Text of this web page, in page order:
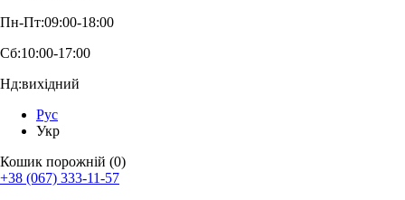
Пн-Пт:09:00-18:00
Сб:10:00-17:00
Нд:вихідний
Рус
Укр
Кошик порожній (0)
+38 (067) 333-11-57